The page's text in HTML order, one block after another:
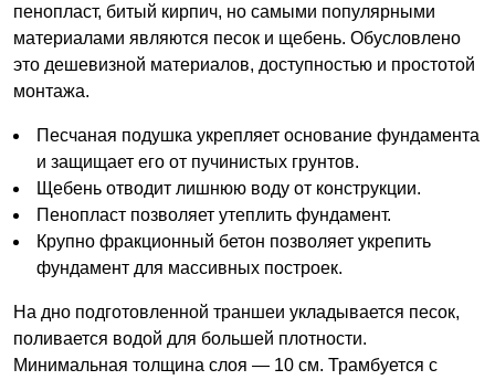
пенопласт, битый кирпич, но самыми популярными
материалами являются песок и щебень. Обусловлено
это дешевизной материалов, доступностью и простотой
монтажа.
Песчаная подушка укрепляет основание фундамента
и защищает его от пучинистых грунтов.
Щебень отводит лишнюю воду от конструкции.
Пенопласт позволяет утеплить фундамент.
Крупно фракционный бетон позволяет укрепить
фундамент для массивных построек.
На дно подготовленной траншеи укладывается песок,
поливается водой для большей плотности.
Минимальная толщина слоя — 10 см. Трамбуется с